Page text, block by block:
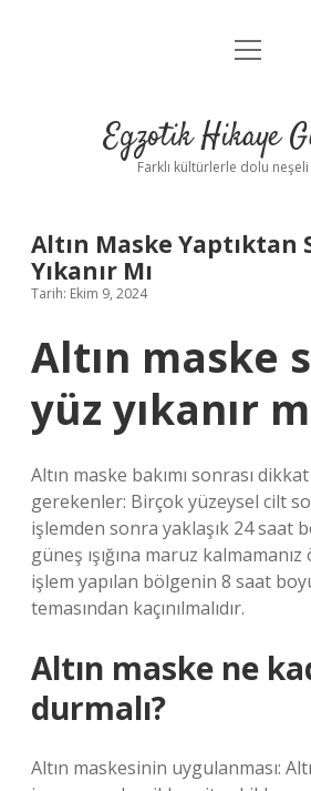
Anasayfa
Yasal Uyarı
menüyü
Egzotik Hikaye
Farklı kültürlerle dolu
Altın Maske Yaptıktan
Yıkanır Mı
Tarih: Ekim 9, 2024
Altın maske
yüz yıkanır
Altın maske bakımı sonrası
gerekenler: Birçok yüzeysel cilt
işlemden sonra yaklaşık 24 saat
güneş ışığına maruz
işlem yapılan bölgenin 8 saat
temasından kaçınılmalıdır.
Altın maske ne
durmalı?
Altın maskesinin uygulanması: